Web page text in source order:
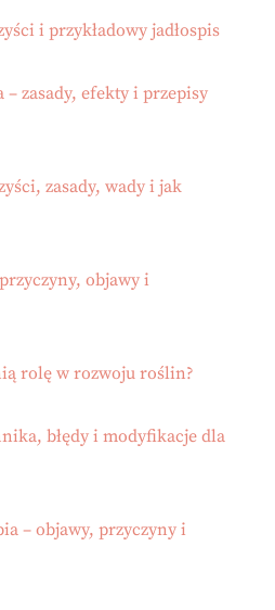
i przykładowy jadłospis
– zasady, efekty i przepisy
zasady, wady i jak
objawy i
rolę w rozwoju roślin?
błędy i modyfikacje dla
– objawy, przyczyny i